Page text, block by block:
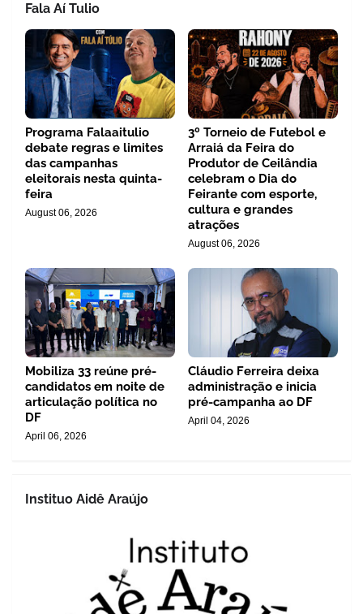
Fala Aí Tulio
Programa Falaaitulio
debate regras e limites
das campanhas
eleitorais nesta quinta-
feira
August 06, 2026
3º Torneio de Futebol e
Arraiá da Feira do
Produtor de Ceilândia
celebram o Dia do
Feirante com esporte,
cultura e grandes
atrações
August 06, 2026
Mobiliza 33 reúne pré-
candidatos em noite de
articulação política no
DF
April 06, 2026
Cláudio Ferreira deixa
administração e inicia
pré-campanha ao DF
April 04, 2026
Instituo Aidê Araújo